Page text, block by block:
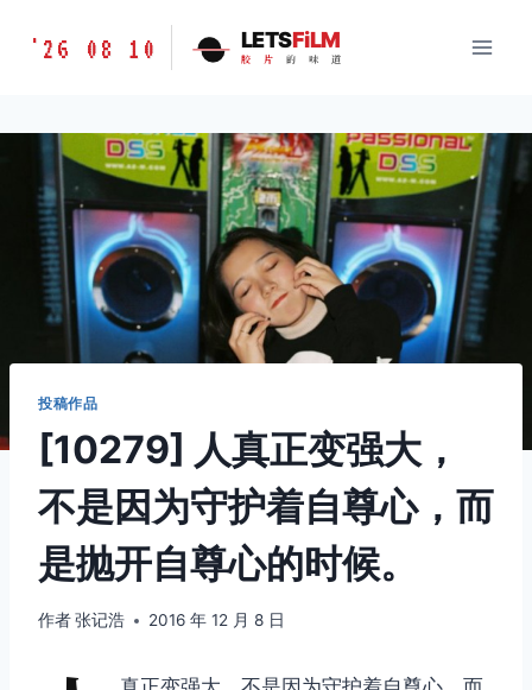
胶
味
LETSFILM
'26 08 10 LETSFiLM
胶 片 的 味 道
投稿作品
[10279] 人真正变强大，
不是因为守护着自尊心，而
是抛开自尊心的时候。
作者张记浩 2016 年 12 月 8 日